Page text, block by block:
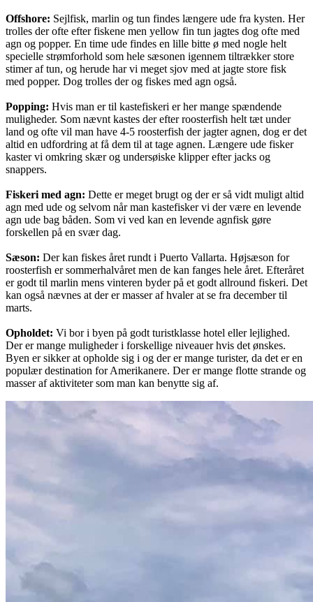
Offshore: Sejlfisk, marlin og tun findes længere ude fra kysten. Her
trolles der ofte efter fiskene men yellow fin tun jagtes dog ofte med
agn og popper. En time ude findes en lille bitte ø med nogle helt
specielle strømforhold som hele sæsonen igennem tiltrækker store
stimer af tun, og herude har vi meget sjov med at jagte store fisk
med popper. Dog trolles der og fiskes med agn også.
Popping: Hvis man er til kastefiskeri er her mange spændende
muligheder. Som nævnt kastes der efter roosterfish helt tæt under
land og ofte vil man have 4-5 roosterfish der jagter agnen, dog er det
altid en udfordring at få dem til at tage agnen. Længere ude fisker
kaster vi omkring skær og undersøiske klipper efter jacks og
snappers.
Fiskeri med agn: Dette er meget brugt og der er så vidt muligt altid
agn med ude og selvom når man kastefisker vi der være en levende
agn ude bag båden. Som vi ved kan en levende agnfisk gøre
forskellen på en svær dag.
Sæson: Der kan fiskes året rundt i Puerto Vallarta. Højsæson for
roosterfish er sommerhalvåret men de kan fanges hele året. Efteråret
er godt til marlin mens vinteren byder på et godt allround fiskeri. Det
kan også nævnes at der er masser af hvaler at se fra december til
marts.
Opholdet: Vi bor i byen på godt turistklasse hotel eller lejlighed.
Der er mange muligheder i forskellige niveauer hvis det ønskes.
Byen er sikker at opholde sig i og der er mange turister, da det er en
populær destination for Amerikanere. Der er mange flotte strande og
masser af aktiviteter som man kan benytte sig af.